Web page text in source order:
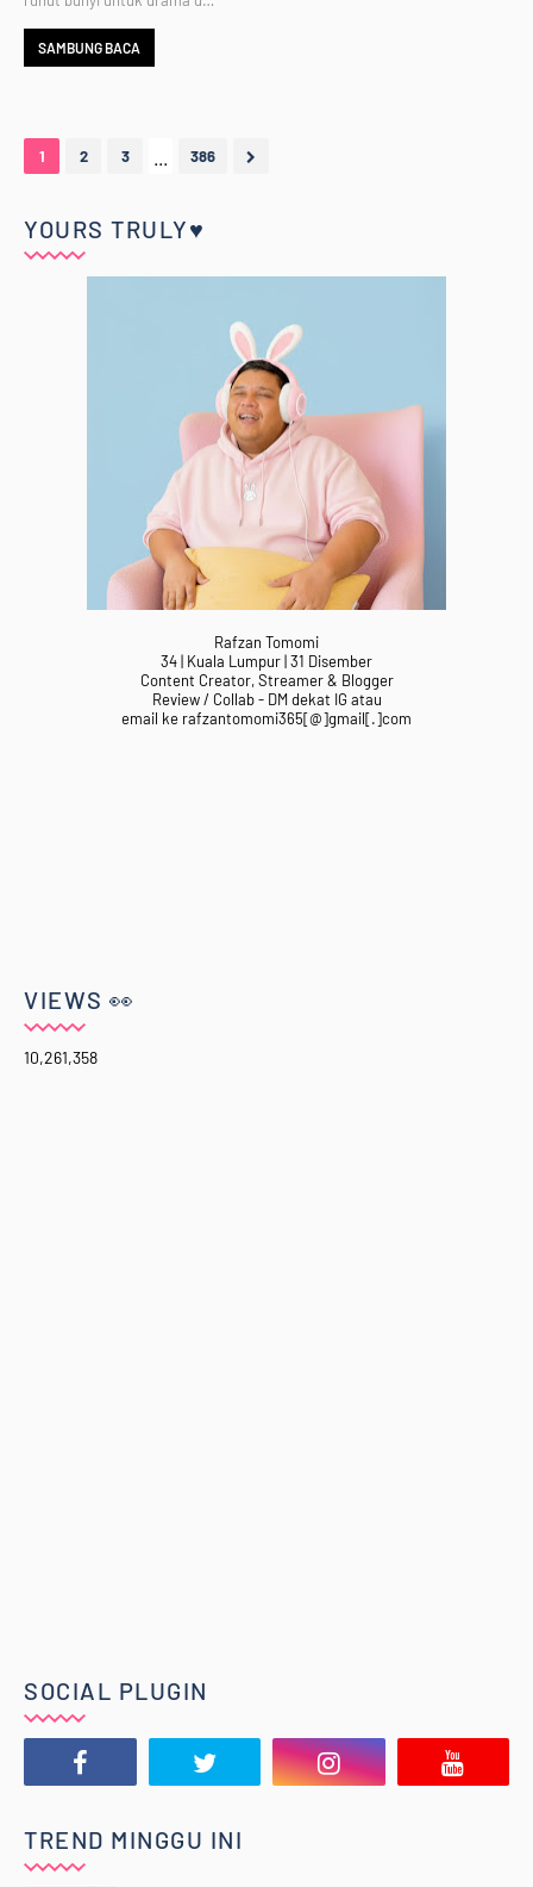
SAMBUNG BACA
1 2 3 386
YOURS TRULY♥
Rafzan Tomomi
34 | Kuala Lumpur | 31 Disember
Content Creator, Streamer & Blogger
Review / Collab - DM dekat IG atau
email ke rafzantomomi365[@]gmail[.]com
VIEWS 👀
10,261,358
SOCIAL PLUGIN
TREND MINGGU INI